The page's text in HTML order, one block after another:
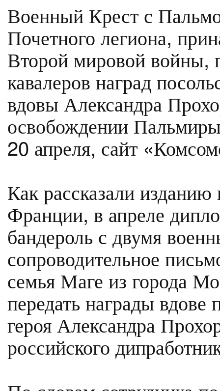
Военный Крест с
Почетного легиона,
Второй мировой войны,
кавалеров наград
вдовы Александра
освобождении
20 апреля, сайт
Как рассказали
Франции, в апреле
бандероль с двумя
сопроводительное
семья Маге из города
передать награды
героя Александра
российского